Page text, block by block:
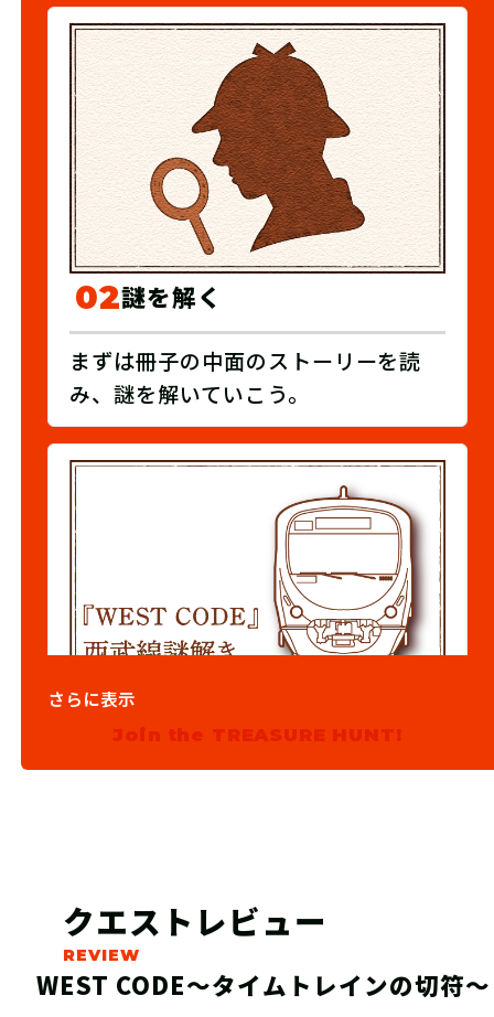
02謎を解く
まずは冊子の中面のストーリーを読
み、謎を解いていこう。
03電車に乗って捜索
さらに表示
Join the TREASURE HUNT!
クエストレビュー
WEST CODE〜タイムトレインの切符〜